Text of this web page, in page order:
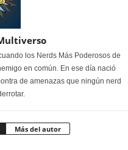
los Nerds Más Poderosos de
en común. En ese día nació
de amenazas que ningún nerd
Más del autor